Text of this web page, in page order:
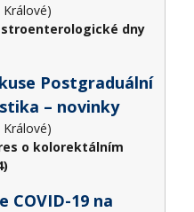
Králové)
dny
Postgraduální
– novinky
Králové)
o kolorektálním
COVID-19 na